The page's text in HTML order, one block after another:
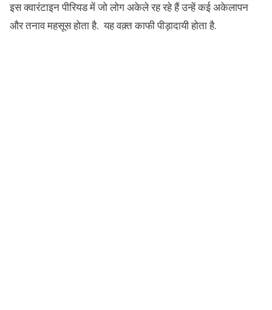
इस क्वारंटाइन पीरियड में जो लोग अकेले रह रहे हैं उन्हें कई अकेलापन
और तनाव महसूस होता है. यह वक़्त काफी पीड़ादायी होता है.